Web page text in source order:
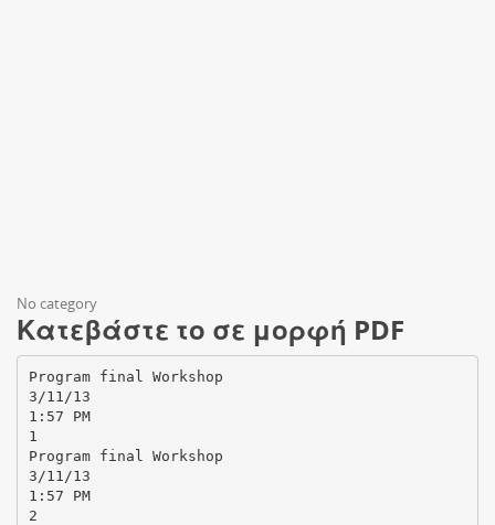
No category
Κατεβάστε το σε μορφή PDF
Program final Workshop
3/11/13
1:57 PM
1
Program final Workshop
3/11/13
1:57 PM
2